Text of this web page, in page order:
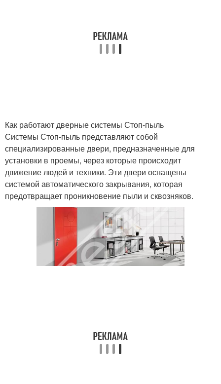
Как работают дверные системы Стоп-пыль
Системы Стоп-пыль представляют собой
специализированные двери, предназначенные для
установки в проемы, через которые происходит
движение людей и техники. Эти двери оснащены
системой автоматического закрывания, которая
предотвращает проникновение пыли и сквозняков.